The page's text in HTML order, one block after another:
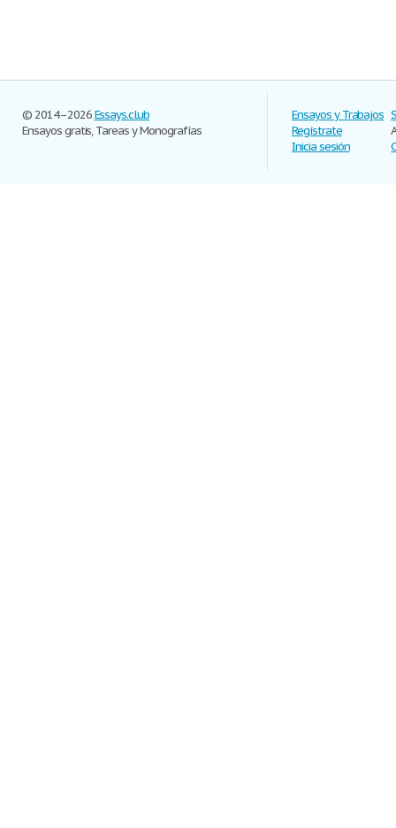
© 2014–2026Essays.club
Ensayos gratis, Tareas y Monografías
Ensayos y Trabajos
Regístrate
Inicia sesión